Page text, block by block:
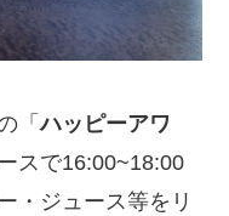
「ハッピーアワ
スで16:00~18:00
・ジュース等をリ